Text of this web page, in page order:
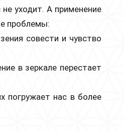
уходит. А применение
проблемы:
совести и чувство
в зеркале перестает
погружает нас в более